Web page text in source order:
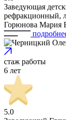
Заведующая
рефракционный,
Горюнова Мария
стаж работы
6 лет
5.0